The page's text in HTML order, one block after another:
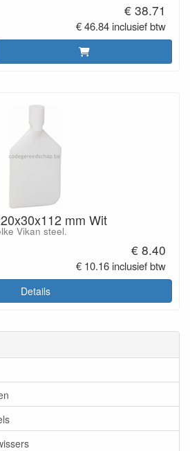
€ 38.71
€ 46.84 inclusief btw
mm Wit
Vikan steel.
€ 8.40
€ 10.16 inclusief btw
Details